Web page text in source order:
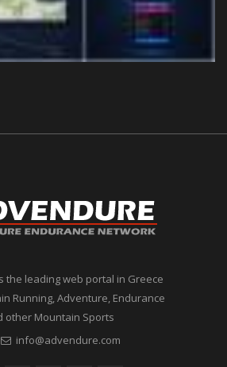
the leading web portal in Greece
Running, Adventure, Endurance
other Mountain Sports
info@advendure.com